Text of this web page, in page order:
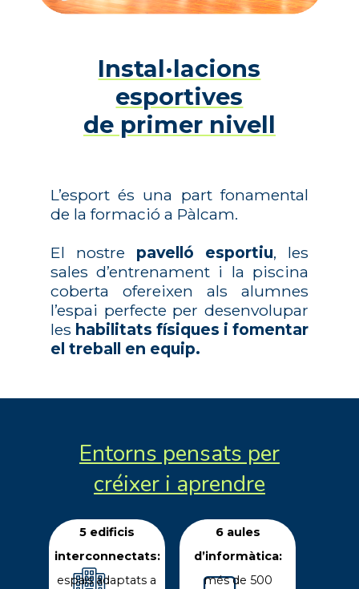
Instal·lacions
esportives
de primer nivell
L’esport és una part fonamental
de la formació a Pàlcam.
El nostre pavelló esportiu, les
sales d’entrenament i la piscina
coberta ofereixen als alumnes
l’espai perfecte per desenvolupar
les habilitats físiques i fomentar
el treball en equip.
Entorns pensats per
créixer i aprendre
5 edificis
interconnectats:
espais adaptats a
6 aules
d’informàtica:
més de 500